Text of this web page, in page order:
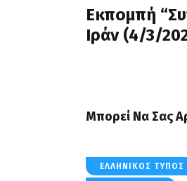
Eκπομπή
Iράν (4/3/
Μπορεί Να Σας
ΕΛΛΗΝΙΚΌΣ ΤΎΠΟΣ